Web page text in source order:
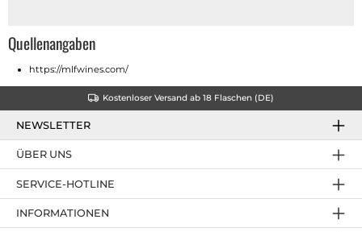
Quellenangaben
https://mlfwines.com/
Kostenloser Versand ab 18 Flaschen (DE)
NEWSLETTER
SERVICE-HOTLINE
ÜBER UNS
INFORMATIONEN